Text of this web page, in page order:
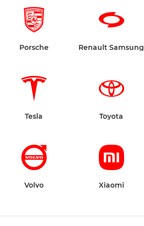
Porsche Renault Samsung
Tesla Toyota
Volvo Xiaomi